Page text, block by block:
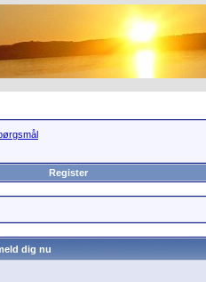
Register
dig nu